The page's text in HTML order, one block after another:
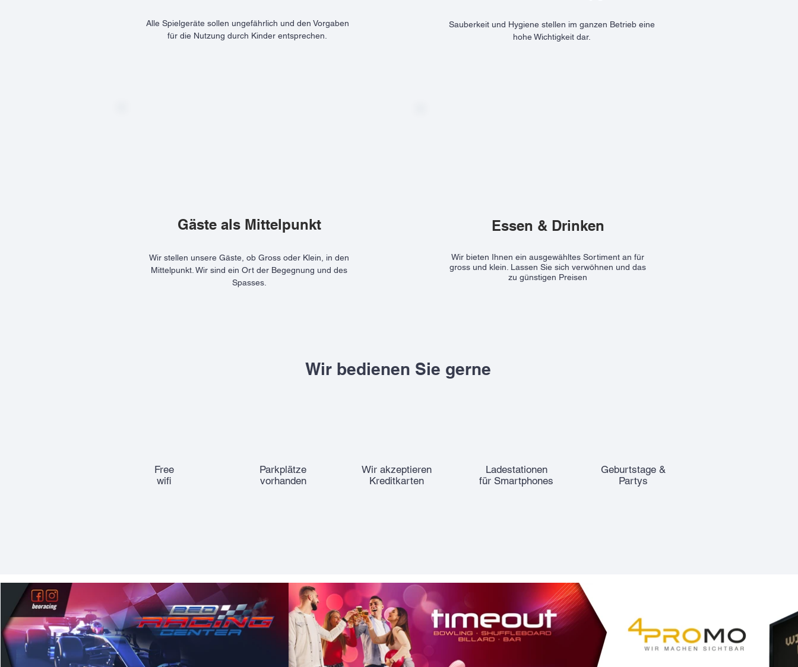
Alle Spielgeräte sollen ungefährlich und den Vorgaben
für die Nutzung durch Kinder entsprechen.
Sauberkeit und Hygiene stellen im ganzen Betrieb eine
hohe Wichtigkeit dar.
Gäste als Mittelpunkt
Wir stellen unsere Gäste, ob Gross oder Klein, in den
Mittelpunkt. Wir sind ein Ort der Begegnung und des
Spasses.
Essen & Drinken
Wir bieten Ihnen ein ausgewähltes Sortiment an für
gross und klein. Lassen Sie sich verwöhnen und das
zu günstigen Preisen
Wir bedienen Sie gerne
Free
wifi
Parkplätze
vorhanden
Wir akzeptieren
Kreditkarten
Ladestationen
für Smartphones
Geburtstage &
Partys